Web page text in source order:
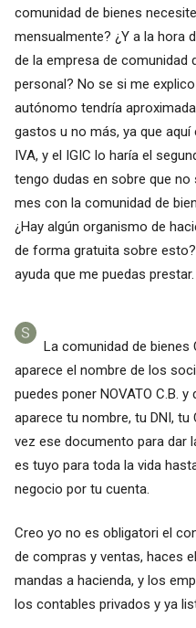
comunidad de bienes
mensualmente? ¿Y a la hora
de la empresa de comunidad
personal? No se si me
autónomo tendría
gastos u no más, ya que
IVA, y el IGIC lo haría el
tengo dudas en sobre que
mes con la comunidad de
¿Hay algún organismo de
de forma gratuita sobre
ayuda que me puedas prestar.
La comunidad de bienes
aparece el nombre de los
puedes poner NOVATO C.B.
aparece tu nombre, tu DNI, tu
vez ese documento para dar
es tuyo para toda la vida
negocio por tu cuenta.
Creo yo no es obligatori el
de compras y ventas, haces
mandas a hacienda, y los
los contables privados y ya